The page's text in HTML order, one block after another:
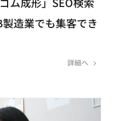
造業でも集客でき
詳細へ